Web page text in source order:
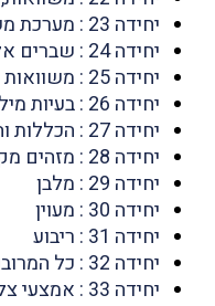
יחידה 23 : מערכת משוואות
יחידה 24 : שברים אלגבריים
יחידה 25 : משוואות עם שברים אלגבריים
יחידה 26 : בעיות מילוליות מסוגים שונים
יחידה 27 : הכללות והנמקות
יחידה 28 : מזהים מקבילית
יחידה 29 : מלבן
יחידה 30 : מעוין
יחידה 31 : ריבוע
יחידה 32 : כל המרובעים
יחידה 33 : אמצעי צלעות